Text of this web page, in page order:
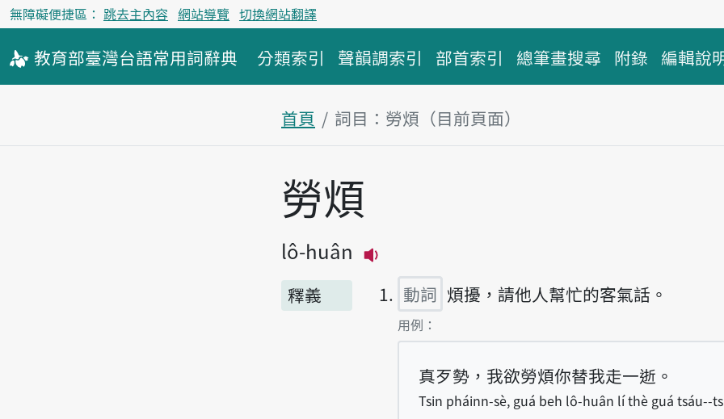
無障礙便捷區： 跳去主內容 網站導覽 切換網站翻譯
教育部臺灣台語常用詞辭典 分類索引 聲韻調索引 部首索引 總筆畫搜尋 附錄 編輯說
首頁 詞目：勞煩（目前頁面）
主內容區塊
勞煩
lô-huân
釋義
動詞 煩擾，請他人幫忙的客氣話。
第1項釋義的
用例：
真歹勢，我欲勞煩你替我走一逝。
Tsin pháinn-sè, guá beh lô-huân lí thè guá tsáu--